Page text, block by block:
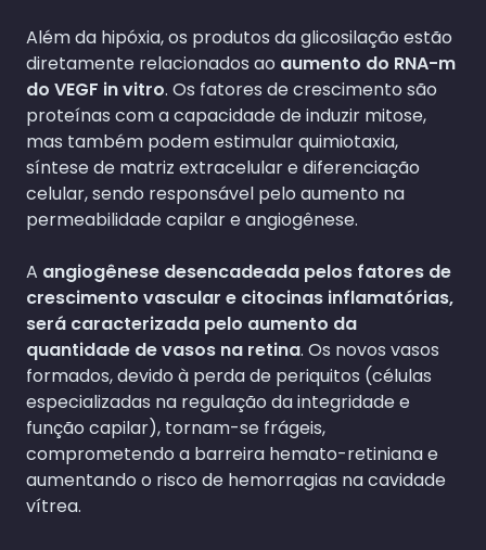
Além da hipóxia, os produtos da glicosilação estão
diretamente relacionados ao aumento do RNA-m
do VEGF in vitro. Os fatores de crescimento são
proteínas com a capacidade de induzir mitose,
mas também podem estimular quimiotaxia,
síntese de matriz extracelular e diferenciação
celular, sendo responsável pelo aumento na
permeabilidade capilar e angiogênese.
A angiogênese desencadeada pelos fatores de
crescimento vascular e citocinas inflamatórias,
será caracterizada pelo aumento da
quantidade de vasos na retina. Os novos vasos
formados, devido à perda de periquitos (células
especializadas na regulação da integridade e
função capilar), tornam-se frágeis,
comprometendo a barreira hemato-retiniana e
aumentando o risco de hemorragias na cavidade
vítrea.